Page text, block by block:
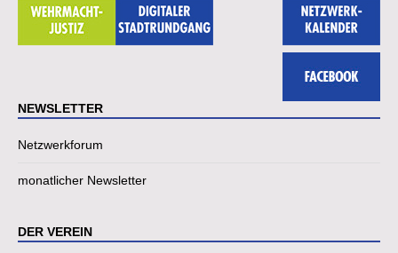
NEWSLETTER
Netzwerkforum
monatlicher Newsletter
DER VEREIN